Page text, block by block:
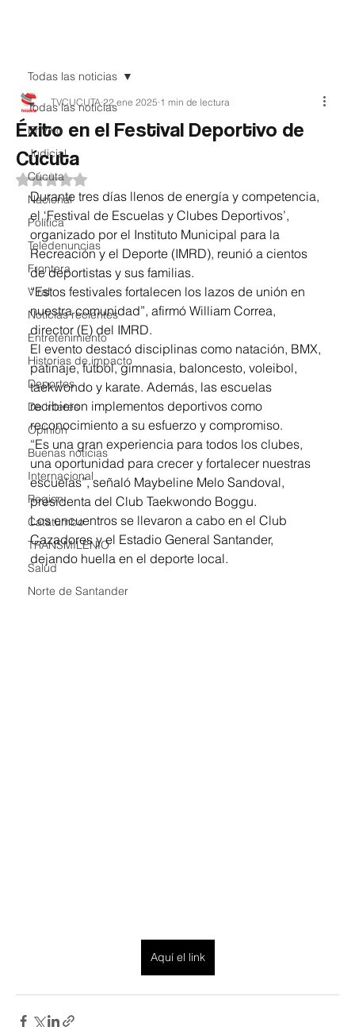
Todas las noticias
EnVivo
Judicial
Cúcuta
Nacional
Política
Teledenuncias
Frontera
Viral
Noticias recientes
Entretenimiento
Historias de impacto
Deportes
De interés
Opinión
Buenas noticias
Internacional
Region
Catatumbo
TRANSMILENIO
Salud
Norte de Santander
Todas las noticias
Éxito en el Festival Deportivo de
Cúcuta
TVCUCUTA 22 ene 2025 1 min de lectura
Obtuvo NaN de 5 estrellas.
Durante tres días llenos de energía y competencia,
el ‘Festival de Escuelas y Clubes Deportivos’,
organizado por el Instituto Municipal para la
Recreación y el Deporte (IMRD), reunió a cientos
de deportistas y sus familias.
“Estos festivales fortalecen los lazos de unión en
nuestra comunidad”, afirmó William Correa,
director (E) del IMRD.
El evento destacó disciplinas como natación, BMX,
patinaje, fútbol, gimnasia, baloncesto, voleibol,
taekwondo y karate. Además, las escuelas
recibieron implementos deportivos como
reconocimiento a su esfuerzo y compromiso.
“Es una gran experiencia para todos los clubes,
una oportunidad para crecer y fortalecer nuestras
escuelas”, señaló Maybeline Melo Sandoval,
presidenta del Club Taekwondo Boggu.
Los encuentros se llevaron a cabo en el Club
Cazadores y el Estadio General Santander,
dejando huella en el deporte local.
Aquí el link